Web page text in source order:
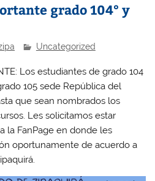
grado 104° y
Uncategorized
Los estudiantes de grado 104
105 sede República del
que sean nombrados los
Les solicitamos estar
la FanPage en donde les
oportunamente de acuerdo a